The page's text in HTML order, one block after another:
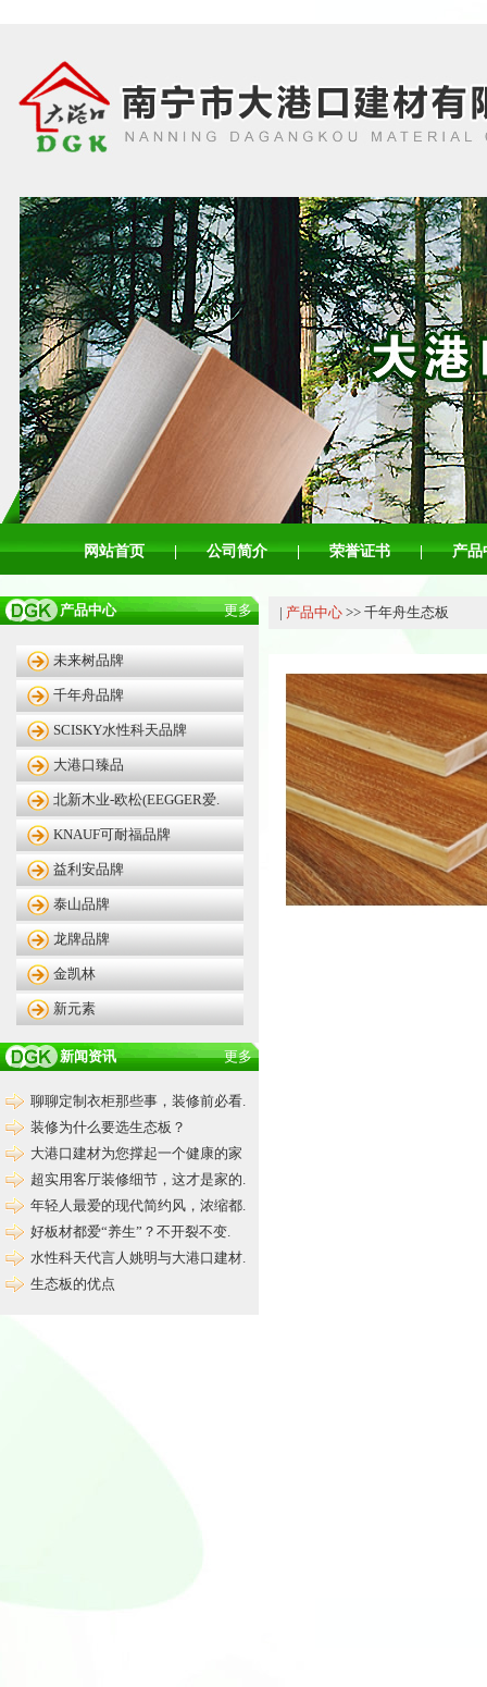
网站首页 | 公司简介 | 荣誉证书 | 产品
产品中心 更多
未来树品牌
千年舟品牌
SCISKY水性科天品牌
大港口臻品
北新木业-欧松(EEGGER爱.
KNAUF可耐福品牌
益利安品牌
泰山品牌
龙牌品牌
金凯林
新元素
新闻资讯 更多
聊聊定制衣柜那些事，装修前必看.
装修为什么要选生态板？
大港口建材为您撑起一个健康的家
超实用客厅装修细节，这才是家的.
年轻人最爱的现代简约风，浓缩都.
好板材都爱“养生”？不开裂不变.
水性科天代言人姚明与大港口建材.
生态板的优点
| 产品中心 >> 千年舟生态板